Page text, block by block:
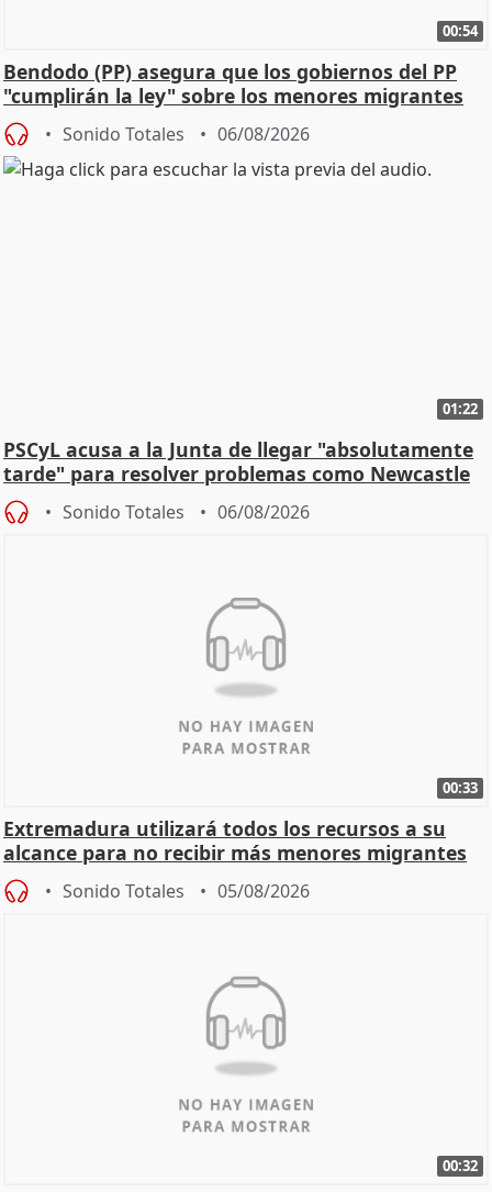
00:54
Bendodo (PP) asegura que los gobiernos del PP
"cumplirán la ley" sobre los menores migrantes
Sonido Totales 06/08/2026
01:22
PSCyL acusa a la Junta de llegar "absolutamente
tarde" para resolver problemas como Newcastle
Sonido Totales 06/08/2026
00:33
Extremadura utilizará todos los recursos a su
alcance para no recibir más menores migrantes
Sonido Totales 05/08/2026
00:32